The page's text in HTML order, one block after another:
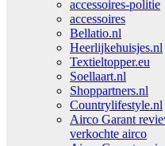
accessoires-politie
accessoires
Bellatio.nl
Heerlijkehuisjes.nl
Textieltopper.eu
Soellaart.nl
Shoppartners.nl
Countrylifestyle.nl
Airco Garant
verkochte airco